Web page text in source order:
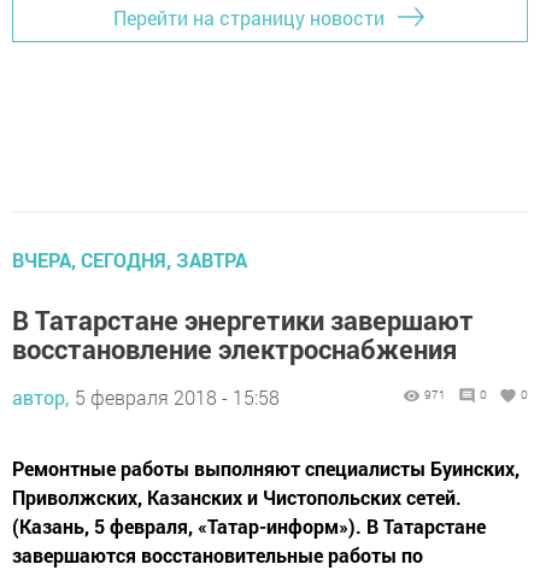
Перейти на страницу новости
ВЧЕРА, СЕГОДНЯ, ЗАВТРА
В Татарстане энергетики завершают
восстановление электроснабжения
автор, 5 февраля 2018 - 15:58 971 0 0
Ремонтные работы выполняют специалисты Буинских,
Приволжских, Казанских и Чистопольских сетей.
(Казань, 5 февраля, «Татар-информ»). В Татарстане
завершаются восстановительные работы по